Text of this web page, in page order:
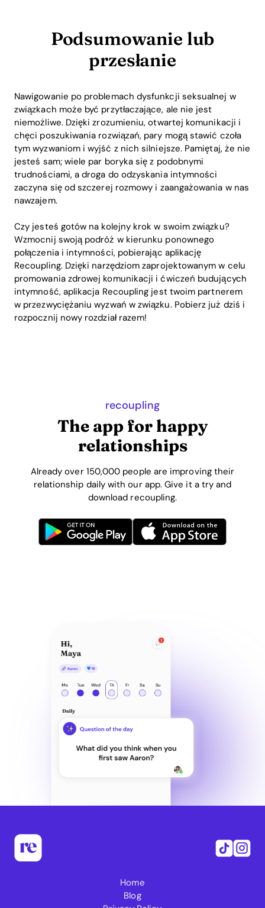
Podsumowanie lub
przesłanie
Nawigowanie po problemach dysfunkcji seksualnej w
związkach może być przytłaczające, ale nie jest
niemożliwe. Dzięki zrozumieniu, otwartej komunikacji i
chęci poszukiwania rozwiązań, pary mogą stawić czoła
tym wyzwaniom i wyjść z nich silniejsze. Pamiętaj, że nie
jesteś sam; wiele par boryka się z podobnymi
trudnościami, a droga do odzyskania intymności
zaczyna się od szczerej rozmowy i zaangażowania w nas
nawzajem.
Czy jesteś gotów na kolejny krok w swoim związku?
Wzmocnij swoją podróż w kierunku ponownego
połączenia i intymności, pobierając aplikację
Recoupling. Dzięki narzędziom zaprojektowanym w celu
promowania zdrowej komunikacji i ćwiczeń budujących
intymność, aplikacja Recoupling jest twoim partnerem
w przezwyciężaniu wyzwań w związku. Pobierz już dziś i
rozpocznij nowy rozdział razem!
recoupling
The app for happy
relationships
Already over 150,000 people are improving their
relationship daily with our app. Give it a try and
download recoupling.
Home
Blog